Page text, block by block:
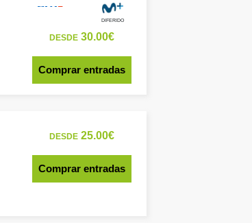
DIFERIDO
DESDE30.00€
Comprar entradas
DESDE25.00€
Comprar entradas